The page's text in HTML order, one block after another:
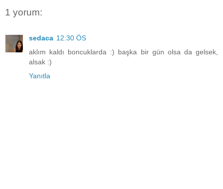
1 yorum:
sedaca 12:30 ÖS
aklım kaldı boncuklarda :) başka bir gün olsa da gelsek,
alsak :)
Yanıtla